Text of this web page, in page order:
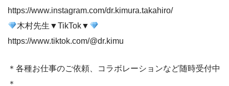
https://www.instagram.com/dr.kimura.takahiro/
木村先生▼TikTok▼
https://www.tiktok.com/@dr.kimu
＊各種お仕事のご依頼、コラボレーションなど随時受付中
＊